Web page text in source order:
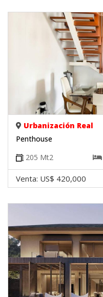
Urbanización Real
Penthouse
205 Mt2
Venta: US$ 420,000